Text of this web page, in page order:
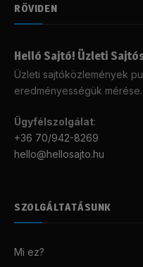
RÖVIDEN
Helló Sajtó! Üzleti
Üzleti sajtóközlemények
eredményességük mérése.
Ügyfélszolgálat:
+36 70/942-8269
hello@hellosajto.hu
SZOLGÁLTATÁSUNK
Mi ez?